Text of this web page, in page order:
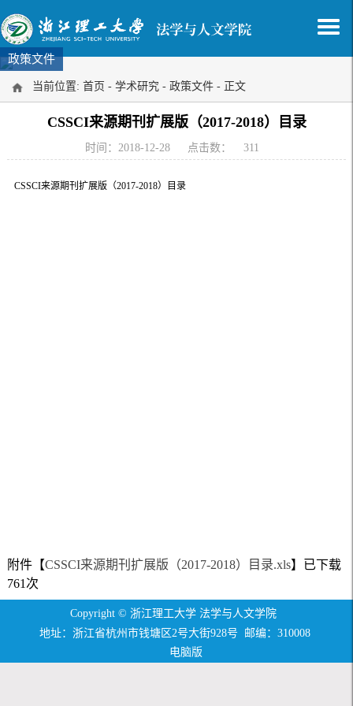
政策文件
当前位置: 首页 - 学术研究 - 政策文件 - 正文
CSSCI来源期刊扩展版（2017-2018）目录
时间：2018-12-28 点击数： 311
CSSCI来源期刊扩展版（2017-2018）目录
附件【CSSCI来源期刊扩展版（2017-2018）目录.xls】已下载
761 次
Copyright © 浙江理工大学 法学与人文学院
地址：浙江省杭州市钱塘区2号大街928号 邮编：310008
电脑版